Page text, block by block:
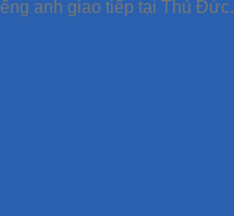
anh giao tiếp tại Thủ Đức.